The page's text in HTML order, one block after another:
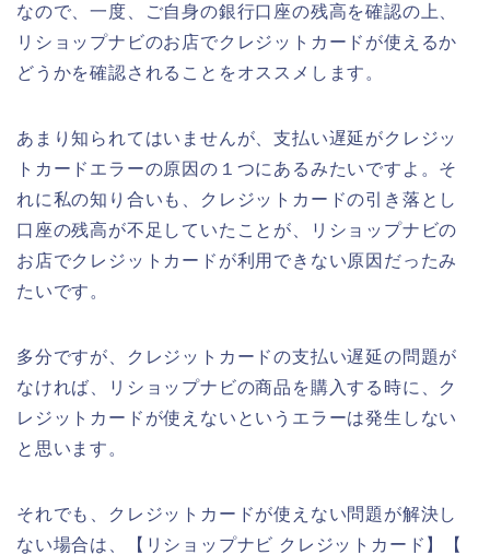
なので、一度、ご自身の銀行口座の残高を確認の上、
リショップナビのお店でクレジットカードが使えるか
どうかを確認されることをオススメします。
あまり知られてはいませんが、支払い遅延がクレジッ
トカードエラーの原因の１つにあるみたいですよ。そ
れに私の知り合いも、クレジットカードの引き落とし
口座の残高が不足していたことが、リショップナビの
お店でクレジットカードが利用できない原因だったみ
たいです。
多分ですが、クレジットカードの支払い遅延の問題が
なければ、リショップナビの商品を購入する時に、ク
レジットカードが使えないというエラーは発生しない
と思います。
それでも、クレジットカードが使えない問題が解決し
ない場合は、【リショップナビ クレジットカード】【